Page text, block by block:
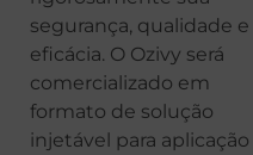
segurança, qualidade e
eficácia. O Ozivy será
comercializado em
formato de solução
injetável para aplicação